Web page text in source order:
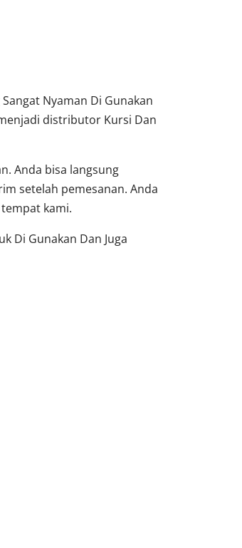
Nyaman Di Gunakan
distributor Kursi Dan
Anda bisa langsung
setelah pemesanan. Anda
kami.
Di Gunakan Dan Juga